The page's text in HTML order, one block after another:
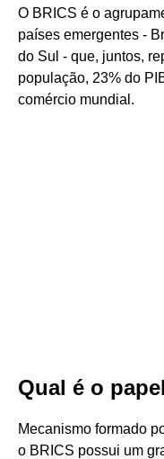
O BRICS é o
países emergentes -
do Sul - que, juntos,
população, 23% do
comércio mundial.
Qual é o
Mecanismo formado
o BRICS possui um